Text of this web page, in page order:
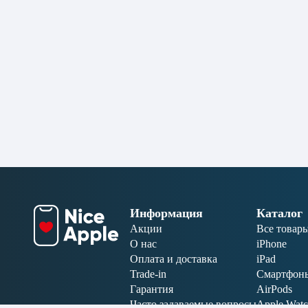
Информация
Акции
О нас
Оплата и доставка
Trade-in
Гарантия
Часто задаваемые вопросы
Каталог
Все
iPhone
iPad
AirPods
Apple